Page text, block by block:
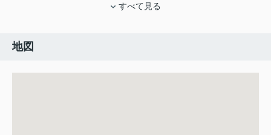
すべて見る
地図